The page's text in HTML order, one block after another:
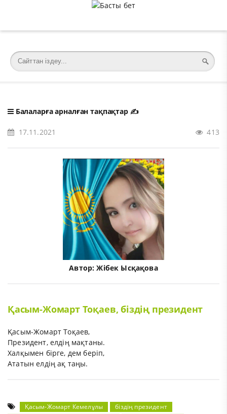
Балаларға арналған тақпақтар✍️
17.11.2021 413
Автор:Жібек Ысқақова
Қасым-Жомарт Тоқаев, біздің президент
Қасым-Жомарт Тоқаев,
Президент, елдің мақтаны.
Халқымен бірге, дем беріп,
Ататын елдің ақ таңы.
Қасым-Жомарт Кемелұлы
біздің президент